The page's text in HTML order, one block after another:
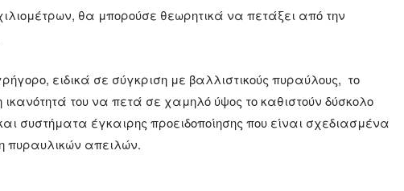
θα μπορούσε θεωρητικά να πετάξει από την
ειδικά σε σύγκριση με βαλλιστικούς πυραύλους, το
ικανότητά του να πετά σε χαμηλό ύψος το καθιστούν δύσκολο
συστήματα έγκαιρης προειδοποίησης που είναι σχεδιασμένα
πυραυλικών απειλών.